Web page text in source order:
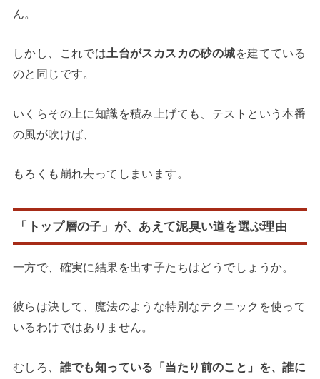
ん。
しかし、これでは土台がスカスカの砂の城を建てている
のと同じです。
いくらその上に知識を積み上げても、テストという本番
の風が吹けば、
もろくも崩れ去ってしまいます。
「トップ層の子」が、あえて泥臭い道を選ぶ理由
一方で、確実に結果を出す子たちはどうでしょうか。
彼らは決して、魔法のような特別なテクニックを使って
いるわけではありません。
むしろ、 誰でも知っている「当たり前のこと」を、誰に